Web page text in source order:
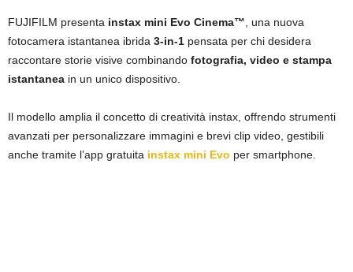
FUJIFILM presenta instax mini Evo Cinema™, una nuova
fotocamera istantanea ibrida 3-in-1 pensata per chi desidera
raccontare storie visive combinando fotografia, video e stampa
istantanea in un unico dispositivo.
Il modello amplia il concetto di creatività instax, offrendo strumenti
avanzati per personalizzare immagini e brevi clip video, gestibili
anche tramite l’app gratuita instax mini Evo per smartphone.